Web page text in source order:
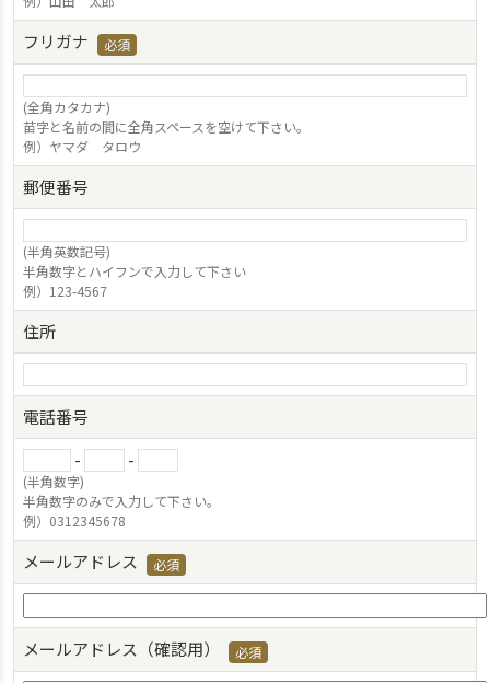
フリガナ
(全角カタカナ)
苗字と名前の間に全角スペースを空けて下さい。
例）ヤマダ タロウ
郵便番号
(半角英数記号)
半角数字とハイフンで入力して下さい
例）123-4567
住所
電話番号
-
-
(半角数字)
半角数字のみで入力して下さい。
例）0312345678
メールアドレス
メールアドレス（確認用）